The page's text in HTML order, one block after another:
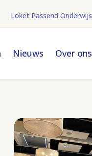
Loket Passend Onderwijs
Nieuws Over ons